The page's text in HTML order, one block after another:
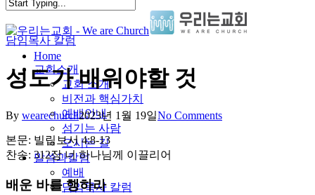
search
Menu
Home
교회소개
교회 소개
비전과 핵심가치
예배안내
섬기는 사람
오시는 길
말씀과칼럼
예배
담임목사 칼럼
담임목사 칼럼
성도가 배워야할 것
By wearechurch2023년 1월 19일No Comments
본문: 빌립보서 4:8-13
찬송: 312장 너 하나님께 이끌리어
배운 바를 행하라